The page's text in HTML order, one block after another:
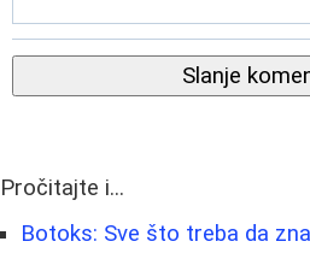
Slanje
Pročitajte i...
Botoks: Sve što treba da